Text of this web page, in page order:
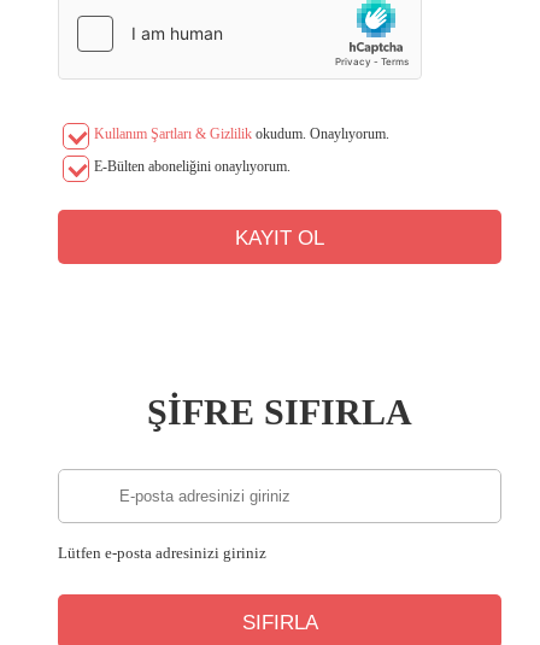
Kullanım Şartları & Gizlilik okudum. Onaylıyorum.
E-Bülten aboneliğini onaylıyorum.
ŞİFRE SIFIRLA
Lütfen e-posta adresinizi giriniz